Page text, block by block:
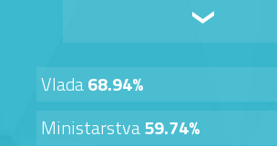
Vlada68.94%
Ministarstva59.74%